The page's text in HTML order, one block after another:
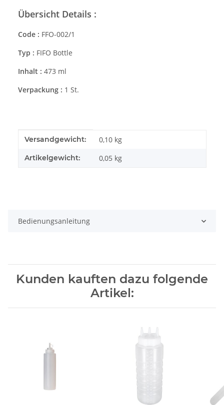
Übersicht Details :
Code : FFO-002/1
Typ : FIFO Bottle
Inhalt : 473 ml
Verpackung : 1 St.
Produkteigenschaft
Wert
Versandgewicht: 0,10 kg
Artikelgewicht: 0,05 kg
Bedienungsanleitung
Kunden kauften dazu folgende
Artikel: